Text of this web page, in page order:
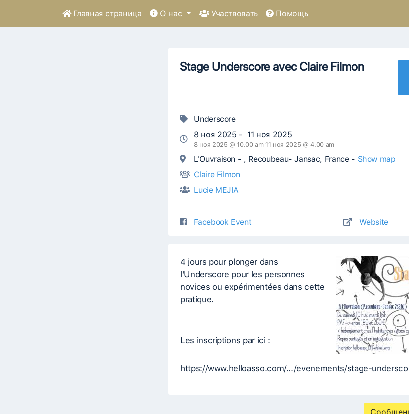
Главная страница О нас Участвовать Помощь
Stage Underscore avec Claire Filmon
Underscore
8 ноя 2025 - 11 ноя 2025
8 ноя 2025 @ 10.00 am 11 ноя 2025 @ 4.00 am
L'Ouvraison - , Recoubeau- Jansac, France - Show map
Claire Filmon
Lucie MEJIA
Facebook Event Website
4 jours pour plonger dans
l'Underscore pour les personnes
novices ou expérimentées dans cette
pratique.
Les inscriptions par ici :
https://www.helloasso.com/.../evenements/stage-